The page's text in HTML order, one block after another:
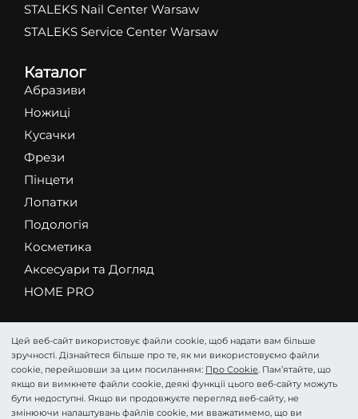
STALEKS Nail Center Warsaw
STALEKS Service Center Warsaw
Каталог
Абразиви
Ножиці
Кусачки
Фрези
Пінцети
Лопатки
Подологія
Косметика
Аксесуари та Догляд
HOME PRO
©STALEKS 2026. Всі права захищені.
Про CookieПолітика конфіденційностіУгодаImprint
Цей веб-сайт використовує файли cookie, щоб надати вам більше
зручності. Дізнайтеся більше про те, як ми використовуємо файли
cookie, перейшовши за цим посиланням: Про Cookie. Пам’ятайте, що
якщо ви вимкнете файли cookie, деякі функції цього веб-сайту можуть
бути недоступні. Якщо ви продовжуєте перегляд веб-сайту, не
змінюючи налаштувань файлів cookie, ми вважатимемо, що ви